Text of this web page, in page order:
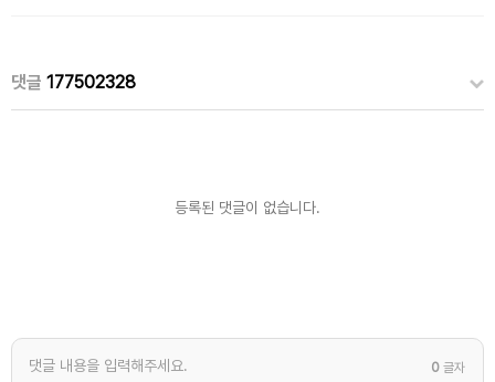
댓글 177502328
등록된 댓글이 없습니다.
0 글자